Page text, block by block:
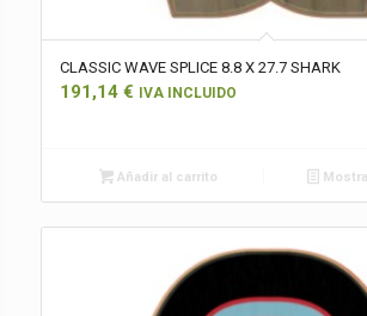
CLASSIC WAVE SPLICE 8.8 X 27.7 SHARK
191,14 € IVA INCLUIDO
Añadir al carrito